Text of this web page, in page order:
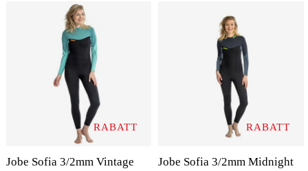
RABATT
Jobe Sofia 3/2mm Vintage
RABATT
Jobe Sofia 3/2mm Midnight